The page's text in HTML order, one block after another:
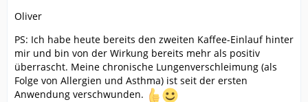
Oliver
PS: Ich habe heute bereits den zweiten Kaffee-Einlauf hinter
mir und bin von der Wirkung bereits mehr als positiv
überrascht. Meine chronische Lungenverschleimung (als
Folge von Allergien und Asthma) ist seit der ersten
Anwendung verschwunden.